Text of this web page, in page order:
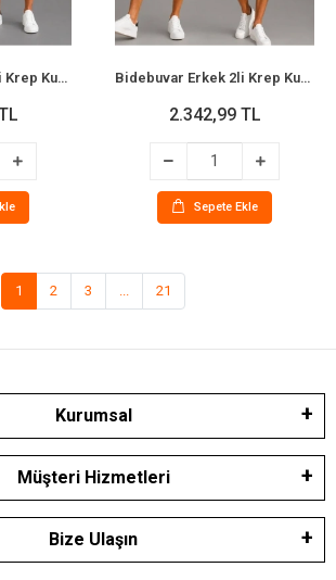
Bidebuvar Erkek 2li Krep Kumaş Cepli Gömlek Şort Takım Kısa Kollu Bağcıklı - Beyaz - Lacivert Bidebuvar Erkek 2li Krep Kumaş Cepli Gömlek Şort Takım Kısa Kollu Bağcıklı - Beyaz - Füme
2.342,99 TL
Sepete Ekle
1 2 3 21
Kurumsal
Müşteri Hizmetleri
Bize Ulaşın